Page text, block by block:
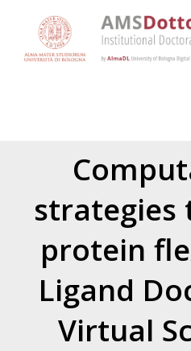
strategies
protein
Ligand
Virtual